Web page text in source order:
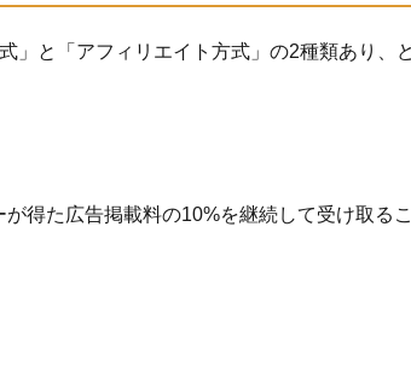
」と「アフィリエイト方式」の2種類あり、
得た広告掲載料の10%を継続して受け取る